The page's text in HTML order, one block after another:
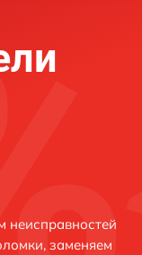
неисправностей
заменяем